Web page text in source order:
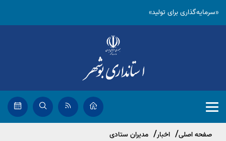
«سرمایه‌گذاری برای تولید»
صفحه اصلی اخبار
مدیران ستادی